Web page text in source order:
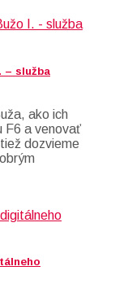
– služba
ako ich
F6 a venovať
dozvieme